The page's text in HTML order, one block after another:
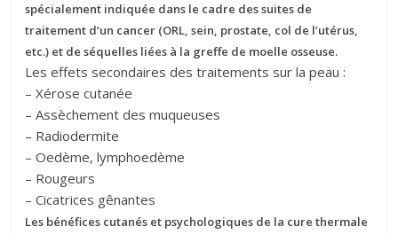
spécialement indiquée dans le cadre des suites de
traitement d’un cancer (ORL, sein, prostate, col de l’utérus,
etc.) et de séquelles liées à la greffe de moelle osseuse.
Les effets secondaires des traitements sur la peau :
– Xérose cutanée
– Assèchement des muqueuses
– Radiodermite
– Oedème, lymphoedème
– Rougeurs
– Cicatrices gênantes
Les bénéfices cutanés et psychologiques de la cure thermale